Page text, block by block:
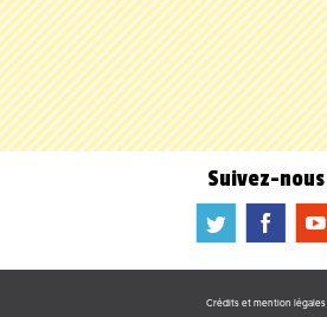
Suivez-nous
a b f
Crédits et mention légales